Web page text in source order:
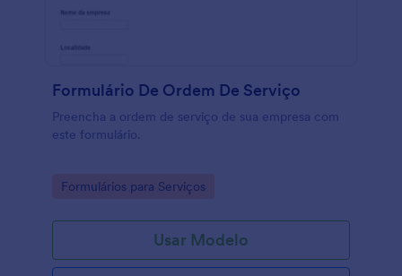
muito mais. Não importa que tipo de serviços de
gratuito de Formulário para Reserva de Viagem para
facilmente organizar uma experiência de viagem
maravilhosa para seus clientes.
Formulário De Ordem De Serviço
Preencha a ordem de serviço de sua empresa com
este formulário.
Go to Category:
Formulários para Serviços
Usar Modelo